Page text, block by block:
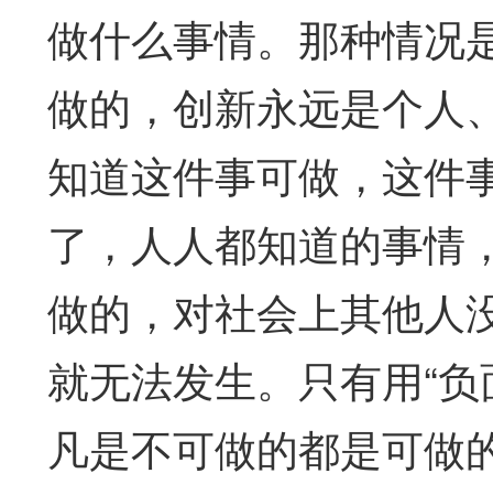
做什么事情。那种情况
做的，创新永远是个人
知道这件事可做，这件
了，人人都知道的事情
做的，对社会上其他人
就无法发生。只有用“
凡是不可做的都是可做